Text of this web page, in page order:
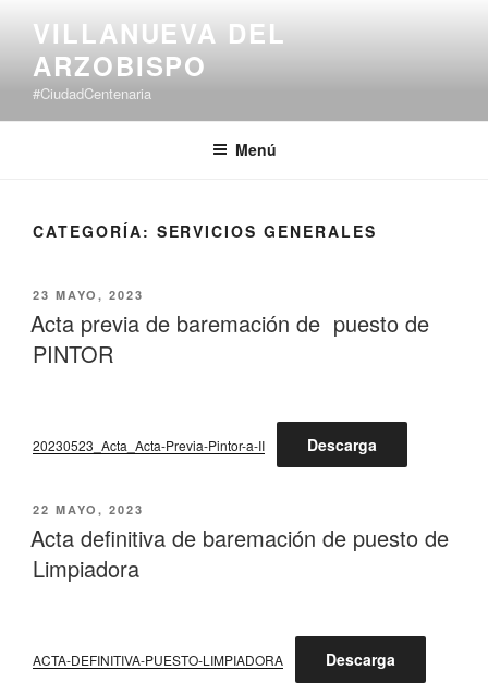
contenido
VILLANUEVA DEL
ARZOBISPO
#CiudadCentenaria
Menú
CATEGORÍA: SERVICIOS GENERALES
PUBLICADO
EL
23 MAYO, 2023
Acta previa de baremación de puesto de
PINTOR
20230523_Acta_Acta-Previa-Pintor-a-II Descarga
PUBLICADO
EL
22 MAYO, 2023
Acta definitiva de baremación de puesto de
Limpiadora
ACTA-DEFINITIVA-PUESTO-LIMPIADORA Descarga